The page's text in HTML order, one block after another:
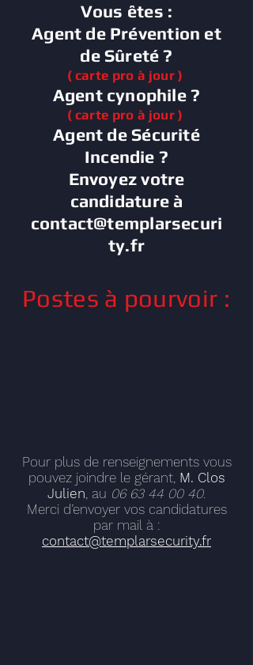
Vous êtes :
Agent de Prévention et
de Sûreté?
( carte pro à jour )
Agent cynophile ?
( carte pro à jour )
Agent de Sécurité
Incendie ?
Envoyez votre
candidature à
contact@templarsecuri
ty.fr
Postes à pourvoir :
Pour plus de renseignements vous
pouvez joindre le gérant, M. Clos
Julien, au 06 63 44 00 40.
Merci d’envoyer vos candidatures
par mail à :
contact@templarsecurity.fr